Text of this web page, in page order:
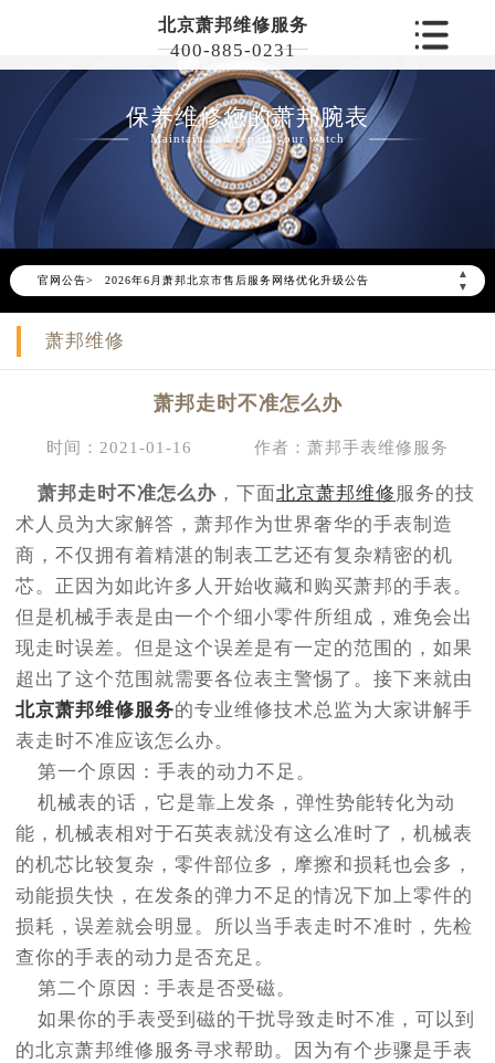
北京萧邦维修服务
400-885-0231
保养维修您的萧邦腕表
Maintain and repair your watch
官网公告>
▲
▼
2026年6月萧邦北京市售后服务网络优化升级公告
2026年6月北京市萧邦官方售后客户服务热线：400-885-0231
2026年6月萧邦售后服务中心最新网点地址：
节假日正常营业！
萧邦维修
萧邦走时不准怎么办
时间：2021-01-16 作者：萧邦手表维修服务
萧邦走时不准怎么办 ，下面北京萧邦维修 服务的技
术人员为大家解答，萧邦作为世界奢华的手表制造
商，不仅拥有着精湛的制表工艺还有复杂精密的机
芯。正因为如此许多人开始收藏和购买萧邦的手表。
但是机械手表是由一个个细小零件所组成，难免会出
现走时误差。但是这个误差是有一定的范围的，如果
超出了这个范围就需要各位表主警惕了。接下来就由
北京萧邦维修服务的专业维修技术总监为大家讲解手
表走时不准应该怎么办。
第一个原因：手表的动力不足。
机械表的话，它是靠上发条，弹性势能转化为动
能，机械表相对于石英表就没有这么准时了，机械表
的机芯比较复杂，零件部位多，摩擦和损耗也会多，
动能损失快，在发条的弹力不足的情况下加上零件的
损耗，误差就会明显。所以当手表走时不准时，先检
查你的手表的动力是否充足。
第二个原因：手表是否受磁。
如果你的手表受到磁的干扰导致走时不准，可以到
的北京萧邦维修服务寻求帮助。因为有个步骤是手表